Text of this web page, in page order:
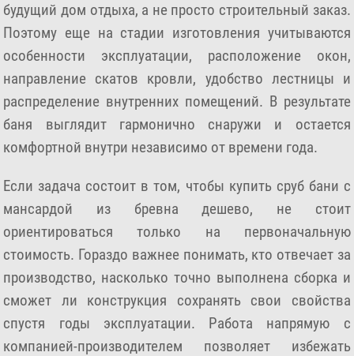
будущий дом отдыха, а не просто строительный заказ.
Поэтому еще на стадии изготовления учитываются
особенности эксплуатации, расположение окон,
направление скатов кровли, удобство лестницы и
распределение внутренних помещений. В результате
баня выглядит гармонично снаружи и остается
комфортной внутри независимо от времени года.
Если задача состоит в том, чтобы купить сруб бани с
мансардой из бревна дешево, не стоит
ориентироваться только на первоначальную
стоимость. Гораздо важнее понимать, кто отвечает за
производство, насколько точно выполнена сборка и
сможет ли конструкция сохранять свои свойства
спустя годы эксплуатации. Работа напрямую с
компанией-производителем позволяет избежать